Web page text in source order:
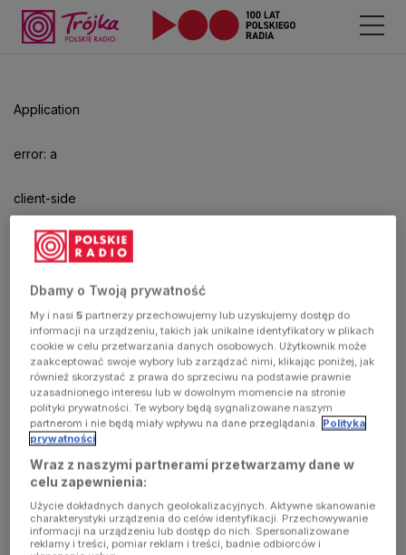
Application
error: a
client-side
exception
has
occurred
(see the
browser
console for
more
Dbamy o Twoją prywatność
My i nasi5 partnerzy przechowujemy lub uzyskujemy dostęp do
informacji na urządzeniu, takich jak unikalne identyfikatory w plikach
cookie w celu przetwarzania danych osobowych. Użytkownik może
zaakceptować swoje wybory lub zarządzać nimi, klikając poniżej, jak
również skorzystać z prawa do sprzeciwu na podstawie prawnie
uzasadnionego interesu lub w dowolnym momencie na stronie
polityki prywatności. Te wybory będą sygnalizowane naszym
partnerom i nie będą miały wpływu na dane przeglądania. Polityka
prywatności
Wraz z naszymi partnerami przetwarzamy dane w
celu zapewnienia:
Użycie dokładnych danych geolokalizacyjnych. Aktywne skanowanie
charakterystyki urządzenia do celów identyfikacji. Przechowywanie
informacji na urządzeniu lub dostęp do nich. Spersonalizowane
reklamy i treści, pomiar reklam i treści, badnie odbiorców i